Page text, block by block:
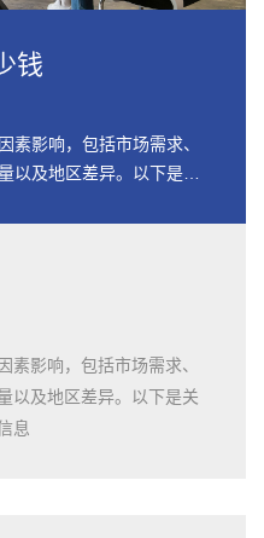
钱
素影响，包括市场需求、
以及地区差异。以下是关
素影响，包括市场需求、
以及地区差异。以下是关
息